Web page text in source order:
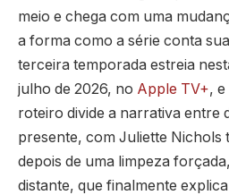
meio e chega com uma
a forma como a série conta
terceira temporada estreia
julho de 2026, no Apple TV+,
roteiro divide a narrativa entre
presente, com Juliette Nichols
depois de uma limpeza
distante, que finalmente